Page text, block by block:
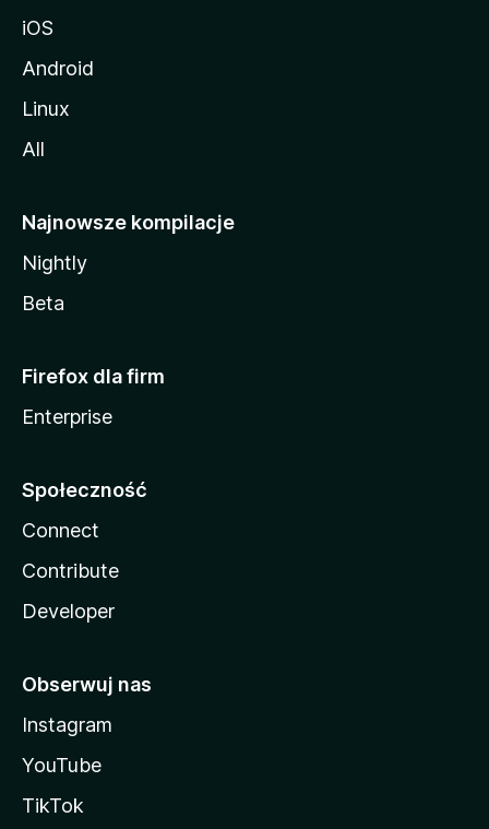
iOS
Android
Linux
All
Najnowsze kompilacje
Nightly
Beta
Firefox dla firm
Enterprise
Społeczność
Connect
Contribute
Developer
Obserwuj nas
Instagram
YouTube
TikTok